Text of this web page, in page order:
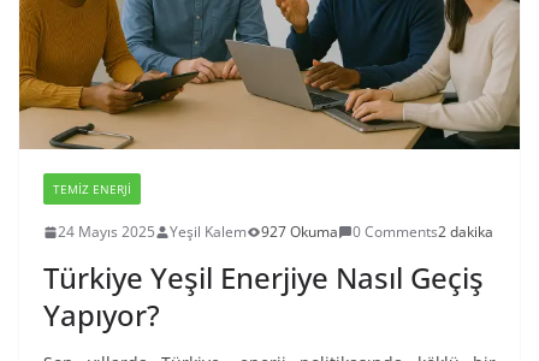
TEMIZ ENERJI
24 Mayıs 2025 Yeşil Kalem 927 Okuma 0 Comments2 dakika
Türkiye Yeşil Enerjiye Nasıl Geçiş
Yapıyor?